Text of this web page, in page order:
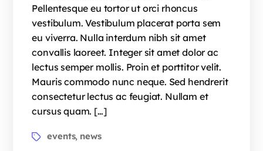
Pellentesque eu tortor ut orci rhoncus
vestibulum. Vestibulum placerat porta sem
eu viverra. Nulla interdum nibh sit amet
convallis laoreet. Integer sit amet dolor ac
lectus semper mollis. Proin et porttitor velit.
Mauris commodo nunc neque. Sed hendrerit
consectetur lectus ac feugiat. Nullam et
cursus quam. […]
events, news